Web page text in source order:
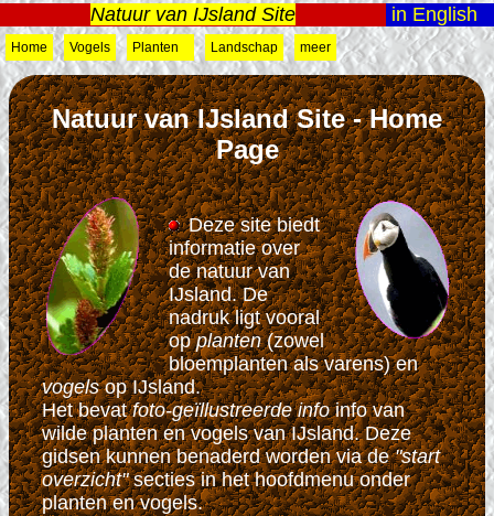
Natuur van IJsland Site - Home
Page
Deze site biedt
informatie over
de natuur van
IJsland. De
nadruk ligt vooral
opplanten(zowel
bloemplanten als varens)en
vogelsop IJsland.
Het bevatfoto-geïllustreerde infoinfo van
wilde planten en vogels van IJsland. Deze
gidsen kunnen benaderd worden via de"start
overzicht"secties in het hoofdmenu onder
planten en vogels.
Natuur van IJsland Site in English
Home Vogels Planten Landschap meer